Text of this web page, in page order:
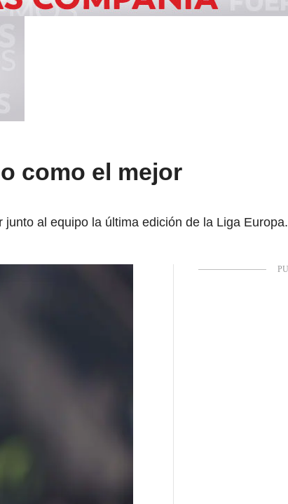
como el mejor
al equipo la última edición de la Liga Europa.